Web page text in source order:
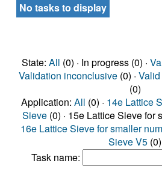
No tasks to display
State: All (0) · In progress (0) ·
Validation inconclusive(0) · Valid
(0)
Application: All (0) · 14e Lattice
Sieve (0) · 15e Lattice Sieve for
16e Lattice Sieve for smaller
Sieve V5 (0)
Task name: